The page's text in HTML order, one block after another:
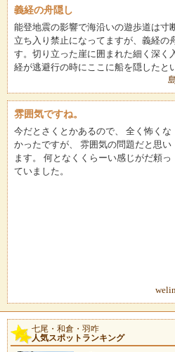
義経の舟隠し
能登地震の影響で海沿いの遊歩道は寸
立ち入り禁止になってますが、義経の
す。切り立った崖に囲まれた細く深く
経が逃避行の時にここに船を隠したと
雰囲気ですね。
今だとさくとかあるので、 全く怖くな
かったですが、 雰囲気の問題だと思い
ます。 何となくくらーい感じがだ頼っ
ていました。
七尾・和倉・羽咋
人気スポットランキング